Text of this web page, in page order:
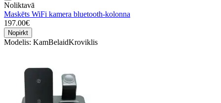
Noliktavā
Maskēts WiFi kamera bluetooth-kolonna
197.00€
Nopirkt
Modelis: KamBelaidKroviklis